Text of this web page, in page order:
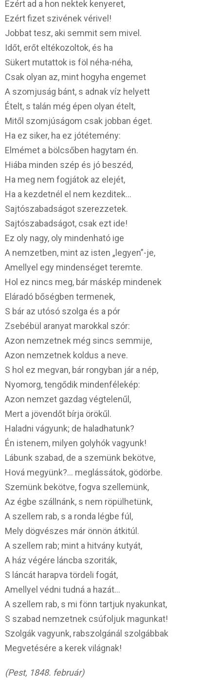
Ezért ad a hon nektek kenyeret,
Ezért fizet szivének vérivel!
Jobbat tesz, aki semmit sem mivel.
Időt, erőt eltékozoltok, és ha
Sükert mutattok is föl néha-néha,
Csak olyan az, mint hogyha engemet
A szomjuság bánt, s adnak víz helyett
Ételt, s talán még épen olyan ételt,
Mitől szomjúságom csak jobban éget.
Ha ez siker, ha ez jótétemény:
Elmémet a bölcsőben hagytam én.
Hiába minden szép és jó beszéd,
Ha meg nem fogjátok az elejét,
Ha a kezdetnél el nem kezditek…
Sajtószabadságot szerezzetek.
Sajtószabadságot, csak ezt ide!
Ez oly nagy, oly mindenható ige
A nemzetben, mint az isten „legyen”-je,
Amellyel egy mindenséget teremte.
Hol ez nincs meg, bár máskép mindenek
Eláradó bőségben termenek,
S bár az utósó szolga és a pór
Zsebébül aranyat marokkal szór:
Azon nemzetnek még sincs semmije,
Azon nemzetnek koldus a neve.
S hol ez megvan, bár rongyban jár a nép,
Nyomorg, tengődik mindenfélekép:
Azon nemzet gazdag végtelenűl,
Mert a jövendőt bírja örökűl.
Haladni vágyunk; de haladhatunk?
Én istenem, milyen golyhók vagyunk!
Lábunk szabad, de a szemünk bekötve,
Hová megyünk?… meglássátok, gödörbe.
Szemünk bekötve, fogva szellemünk,
Az égbe szállnánk, s nem röpülhetünk,
A szellem rab, s a ronda légbe fúl,
Mely dögvészes már önnön átkitúl.
A szellem rab; mint a hitvány kutyát,
A ház végére láncba szoriták,
S láncát harapva tördeli fogát,
Amellyel védni tudná a hazát…
A szellem rab, s mi fönn tartjuk nyakunkat,
S szabad nemzetnek csúfoljuk magunkat!
Szolgák vagyunk, rabszolgánál szolgábbak
Megvetésére a kerek világnak!
(Pest, 1848. február)